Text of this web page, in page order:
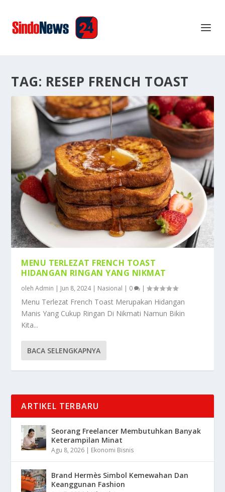
TAG: RESEP FRENCH TOAST
MENU TERLEZAT FRENCH TOAST
HIDANGAN RINGAN YANG NIKMAT
olehAdmin | Jun 8, 2024| Nasional | 0 |
Menu Terlezat French Toast Merupakan Hidangan
Manis Yang Cukup Ringan Di Nikmati Namun Bikin
Kita...
BACA SELENGKAPNYA
ARTIKEL TERBARU
Seorang Freelancer Membutuhkan Banyak
Keterampilan Minat
Agu 8, 2026 | Ekonomi Bisnis
Brand Hermès Simbol Kemewahan Dan
Keanggunan Fashion